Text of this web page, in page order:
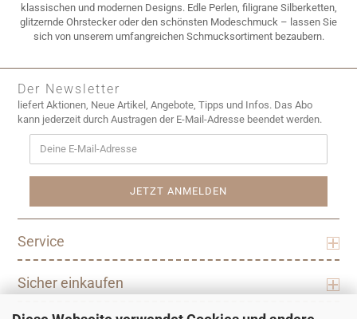
klassischen und modernen Designs. Edle Perlen, filigrane Silberketten,
glitzernde Ohrstecker oder den schönsten Modeschmuck – lassen Sie
sich von unserem umfangreichen Schmucksortiment bezaubern.
Der Newsletter
liefert Aktionen, Neue Artikel, Angebote, Tipps und Infos. Das Abo
kann jederzeit durch Austragen der E-Mail-Adresse beendet werden.
Service
Sicher einkaufen